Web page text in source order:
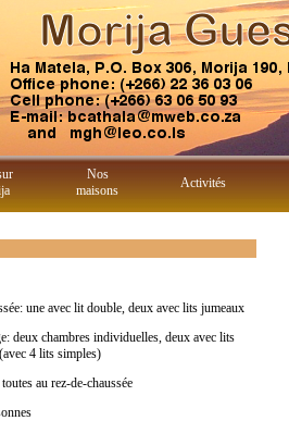
Nos
maisons
Activités
une avec lit double, deux avec lits jumeaux
deux chambres individuelles, deux avec lits
4 lits simples)
au rez-de-chaussée